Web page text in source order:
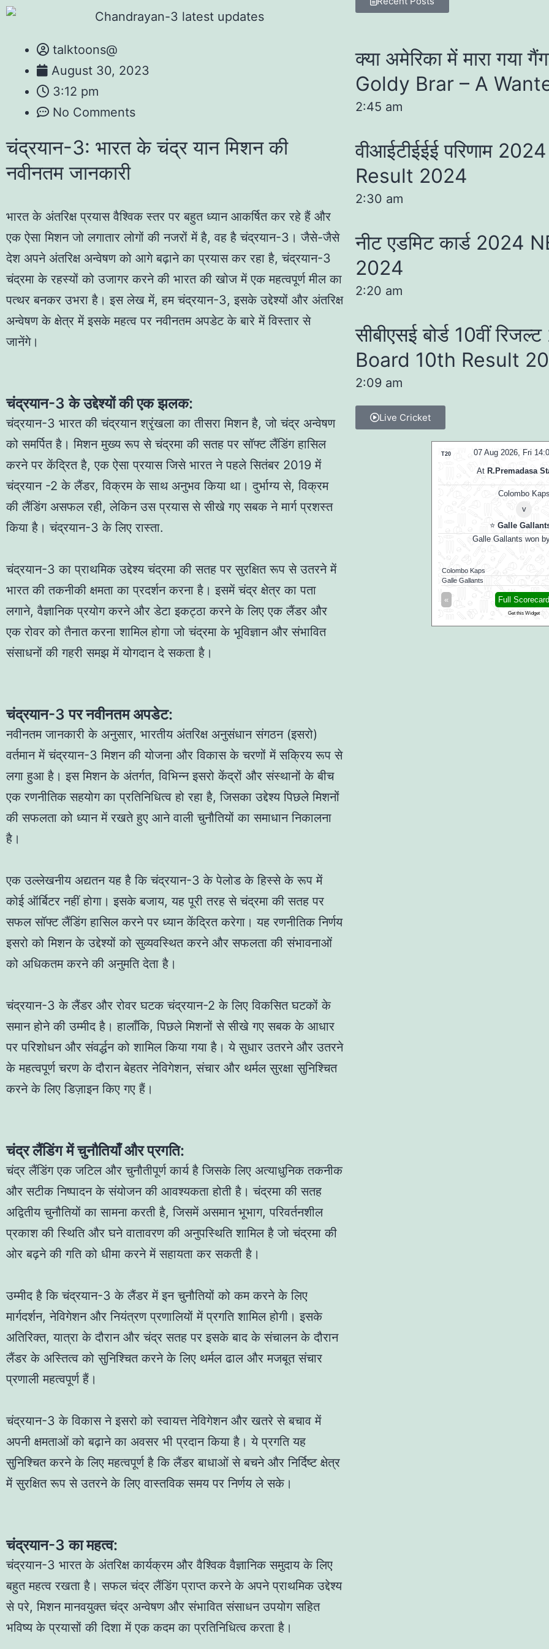
talktoons@
August 30, 2023
3:12 pm
No Comments
चंद्रयान-3: भारत के चंद्र यान मिशन की
नवीनतम जानकारी
भारत के अंतरिक्ष प्रयास वैश्विक स्तर पर बहुत ध्यान आकर्षित कर रहे हैं और
एक ऐसा मिशन जो लगातार लोगों की नजरों में है, वह है चंद्रयान-3। जैसे-जैसे
देश अपने अंतरिक्ष अन्वेषण को आगे बढ़ाने का प्रयास कर रहा है, चंद्रयान-3
चंद्रमा के रहस्यों को उजागर करने की भारत की खोज में एक महत्वपूर्ण मील का
पत्थर बनकर उभरा है। इस लेख में, हम चंद्रयान-3, इसके उद्देश्यों और अंतरिक्ष
अन्वेषण के क्षेत्र में इसके महत्व पर नवीनतम अपडेट के बारे में विस्तार से
जानेंगे।
चंद्रयान-3 के उद्देश्यों की एक झलक:
चंद्रयान-3 भारत की चंद्रयान श्रृंखला का तीसरा मिशन है, जो चंद्र अन्वेषण
को समर्पित है। मिशन मुख्य रूप से चंद्रमा की सतह पर सॉफ्ट लैंडिंग हासिल
करने पर केंद्रित है, एक ऐसा प्रयास जिसे भारत ने पहले सितंबर 2019 में
चंद्रयान -2 के लैंडर, विक्रम के साथ अनुभव किया था। दुर्भाग्य से, विक्रम
की लैंडिंग असफल रही, लेकिन उस प्रयास से सीखे गए सबक ने मार्ग प्रशस्त
किया है। चंद्रयान-3 के लिए रास्ता.
चंद्रयान-3 का प्राथमिक उद्देश्य चंद्रमा की सतह पर सुरक्षित रूप से उतरने में
भारत की तकनीकी क्षमता का प्रदर्शन करना है। इसमें चंद्र क्षेत्र का पता
लगाने, वैज्ञानिक प्रयोग करने और डेटा इकट्ठा करने के लिए एक लैंडर और
एक रोवर को तैनात करना शामिल होगा जो चंद्रमा के भूविज्ञान और संभावित
संसाधनों की गहरी समझ में योगदान दे सकता है।
चंद्रयान-3 पर नवीनतम अपडेट:
नवीनतम जानकारी के अनुसार, भारतीय अंतरिक्ष अनुसंधान संगठन (इसरो)
वर्तमान में चंद्रयान-3 मिशन की योजना और विकास के चरणों में सक्रिय रूप से
लगा हुआ है। इस मिशन के अंतर्गत, विभिन्न इसरो केंद्रों और संस्थानों के बीच
एक रणनीतिक सहयोग का प्रतिनिधित्व हो रहा है, जिसका उद्देश्य पिछले मिशनों
की सफलता को ध्यान में रखते हुए आने वाली चुनौतियों का समाधान निकालना
है।
एक उल्लेखनीय अद्यतन यह है कि चंद्रयान-3 के पेलोड के हिस्से के रूप में
कोई ऑर्बिटर नहीं होगा। इसके बजाय, यह पूरी तरह से चंद्रमा की सतह पर
सफल सॉफ्ट लैंडिंग हासिल करने पर ध्यान केंद्रित करेगा। यह रणनीतिक निर्णय
इसरो को मिशन के उद्देश्यों को सुव्यवस्थित करने और सफलता की संभावनाओं
को अधिकतम करने की अनुमति देता है।
चंद्रयान-3 के लैंडर और रोवर घटक चंद्रयान-2 के लिए विकसित घटकों के
समान होने की उम्मीद है। हालाँकि, पिछले मिशनों से सीखे गए सबक के आधार
पर परिशोधन और संवर्द्धन को शामिल किया गया है। ये सुधार उतरने और उतरने
के महत्वपूर्ण चरण के दौरान बेहतर नेविगेशन, संचार और थर्मल सुरक्षा सुनिश्चित
करने के लिए डिज़ाइन किए गए हैं।
चंद्र लैंडिंग में चुनौतियाँ और प्रगति:
चंद्र लैंडिंग एक जटिल और चुनौतीपूर्ण कार्य है जिसके लिए अत्याधुनिक तकनीक
और सटीक निष्पादन के संयोजन की आवश्यकता होती है। चंद्रमा की सतह
अद्वितीय चुनौतियों का सामना करती है, जिसमें असमान भूभाग, परिवर्तनशील
प्रकाश की स्थिति और घने वातावरण की अनुपस्थिति शामिल है जो चंद्रमा की
ओर बढ़ने की गति को धीमा करने में सहायता कर सकती है।
उम्मीद है कि चंद्रयान-3 के लैंडर में इन चुनौतियों को कम करने के लिए
मार्गदर्शन, नेविगेशन और नियंत्रण प्रणालियों में प्रगति शामिल होगी। इसके
अतिरिक्त, यात्रा के दौरान और चंद्र सतह पर इसके बाद के संचालन के दौरान
लैंडर के अस्तित्व को सुनिश्चित करने के लिए थर्मल ढाल और मजबूत संचार
प्रणाली महत्वपूर्ण हैं।
चंद्रयान-3 के विकास ने इसरो को स्वायत्त नेविगेशन और खतरे से बचाव में
अपनी क्षमताओं को बढ़ाने का अवसर भी प्रदान किया है। ये प्रगति यह
सुनिश्चित करने के लिए महत्वपूर्ण है कि लैंडर बाधाओं से बचने और निर्दिष्ट क्षेत्र
में सुरक्षित रूप से उतरने के लिए वास्तविक समय पर निर्णय ले सके।
चंद्रयान-3 का महत्व:
चंद्रयान-3 भारत के अंतरिक्ष कार्यक्रम और वैश्विक वैज्ञानिक समुदाय के लिए
बहुत महत्व रखता है। सफल चंद्र लैंडिंग प्राप्त करने के अपने प्राथमिक उद्देश्य
से परे, मिशन मानवयुक्त चंद्र अन्वेषण और संभावित संसाधन उपयोग सहित
भविष्य के प्रयासों की दिशा में एक कदम का प्रतिनिधित्व करता है।
क्या अमेरिका में मारा गया
Goldy Brar – A
2:45 am
वीआईटीईईई परिणाम
Result 2024
2:30 am
नीट एडमिट कार्ड 2024
2024
2:20 am
सीबीएसई बोर्ड 10वीं
Board 10th Result
2:09 am
Live Cricket
07 Aug 2026, Fri 17:30 GMT
At
Birmingham Phoenix
Get this Widget
07 Aug 2026, Fri
T20
At R.Premadasa
Colombo Kaps
v
⭐Galle
Galle Gallants won
Colombo Kaps
Galle Gallants
« Full Scorecard
Get this Widget